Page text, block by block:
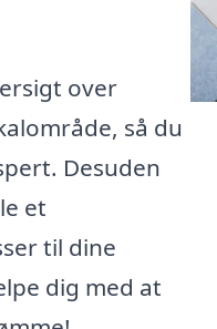
over
så du
Desuden
et
til dine
dig med at